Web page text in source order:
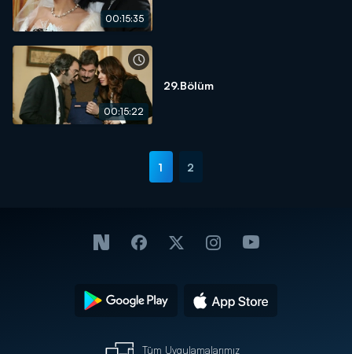
00:15:35
00:15:22
29.Bölüm
1 2
Tüm Uygulamalarımız